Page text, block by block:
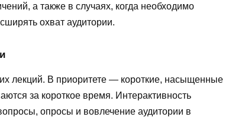
а также в случаях, когда необходимо
охват аудитории.
лекций. В приоритете — короткие, насыщенные
за короткое время. Интерактивность
опросы и вовлечение аудитории в